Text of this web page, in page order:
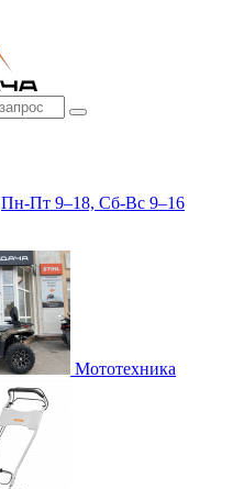
Пн-Пт 9–18, Сб-Вс 9–16
Мототехника